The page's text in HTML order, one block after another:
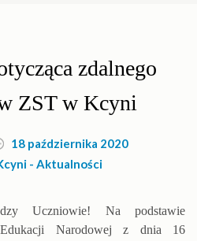
zdalnego
ZST w Kcyni
18 października 2020
- Aktualności
Uczniowie! Na podstawie
Edukacji Narodowej z dnia 16